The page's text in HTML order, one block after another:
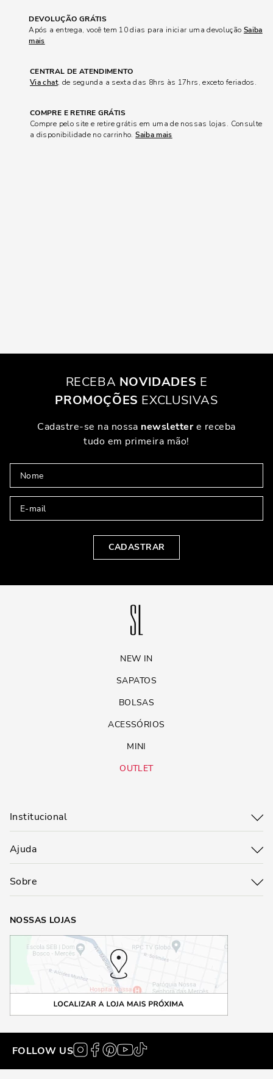
DEVOLUÇÃO GRÁTIS
Após a entrega, você tem 10 dias para iniciar uma devolução Saiba
mais
CENTRAL DE ATENDIMENTO
Via chat, de segunda a sexta das 8hrs às 17hrs, exceto feriados.
COMPRE E RETIRE GRÁTIS
Compre pelo site e retire grátis em uma de nossas lojas. Consulte
a disponibilidade no carrinho.Saiba mais
RECEBA NOVIDADES E
PROMOÇÕES EXCLUSIVAS
Cadastre-se na nossa newslettere receba
tudo em primeira mão!
CADASTRAR
NEW IN
SAPATOS
BOLSAS
ACESSÓRIOS
MINI
OUTLET
Institucional
Ajuda
Sobre
NOSSAS LOJAS
FOLLOW US